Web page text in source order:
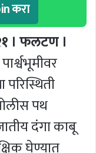
करा
। फलटण ।
पथ
दंगा काबू
घेण्यात